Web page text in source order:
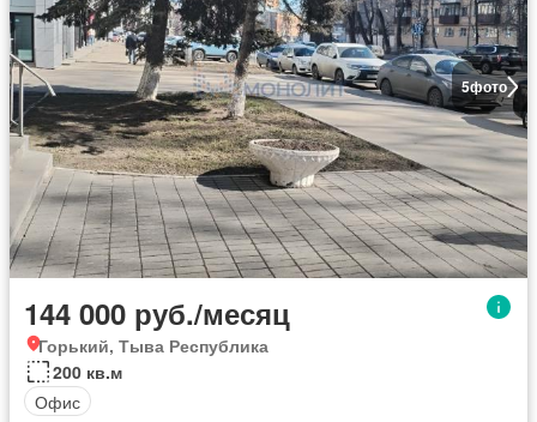
5фото
144 000 руб./месяц
Горький, Тыва Республика
200 кв.м
Офис